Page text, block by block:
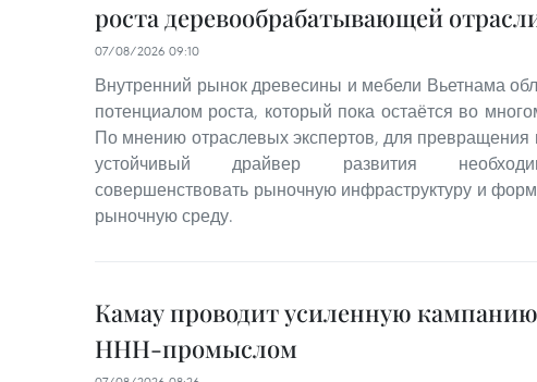
роста деревообрабатывающей
07/08/2026 09:10
Внутренний рынок древесины и мебели Вьетнама
потенциалом роста, который пока остаётся во
По мнению отраслевых экспертов, для превращения
устойчивый драйвер развития
совершенствовать рыночную инфраструктуру и
рыночную среду.
Камау проводит усиленную
ННН-промыслом